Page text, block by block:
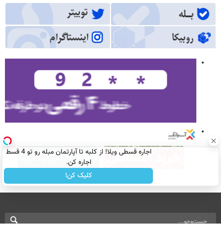
اجاره‌ قسطی ویلا! از کلبه تا آپارتمان مبله رو تو 4 قسط
اجاره کن.
کلیک کن!